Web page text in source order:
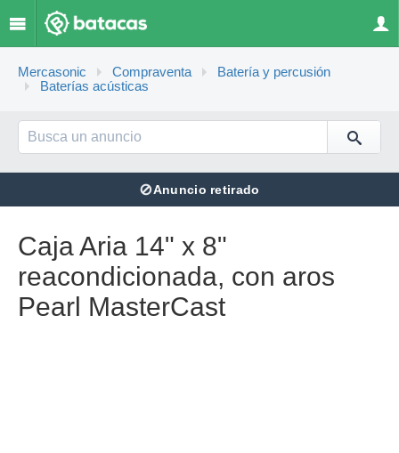
Mercasonic Compraventa
Batería y percusión
Baterías acústicas
⊘Anuncio retirado
Caja Aria 14" x 8"
reacondicionada, con aros
Pearl MasterCast